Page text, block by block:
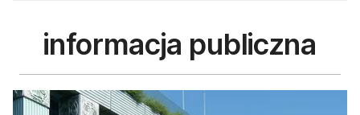
informacja publiczna